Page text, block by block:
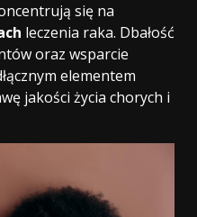
się na
leczenia raka. Dbałość
oraz wsparcie
elementem
jakości życia chorych i